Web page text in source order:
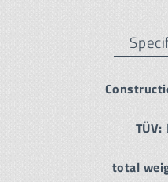
TÜV:
total